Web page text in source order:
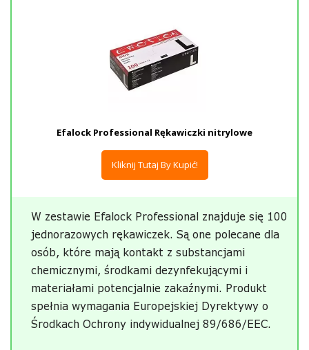
Efalock Professional Rękawiczki nitrylowe
Kliknij Tutaj By Kupić!
W zestawie Efalock Professional znajduje się 100
jednorazowych rękawiczek. Są one polecane dla
osób, które mają kontakt z substancjami
chemicznymi, środkami dezynfekującymi i
materiałami potencjalnie zakaźnymi. Produkt
spełnia wymagania Europejskiej Dyrektywy o
Środkach Ochrony indywidualnej 89/686/EEC.